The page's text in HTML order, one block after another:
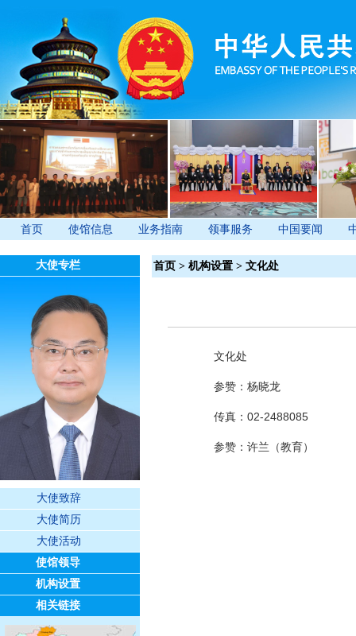
首页 使馆信息 业务指南 领事服务 中国要闻
大使专栏
大使致辞
大使简历
大使活动
使馆领导
机构设置
相关链接
首页 > 机构设置 > 文化处
文化处
参赞：杨晓龙
传真：02-2488085
参赞：许兰（教育）